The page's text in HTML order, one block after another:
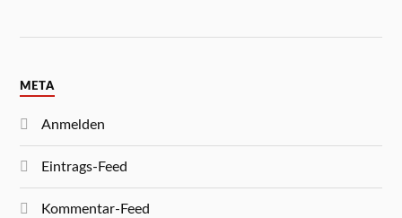
META
Anmelden
Eintrags-Feed
Kommentar-Feed